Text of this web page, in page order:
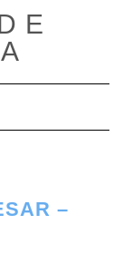
navegación
–